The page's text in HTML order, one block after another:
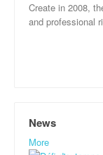
Create in 2008,
and professional
News
More